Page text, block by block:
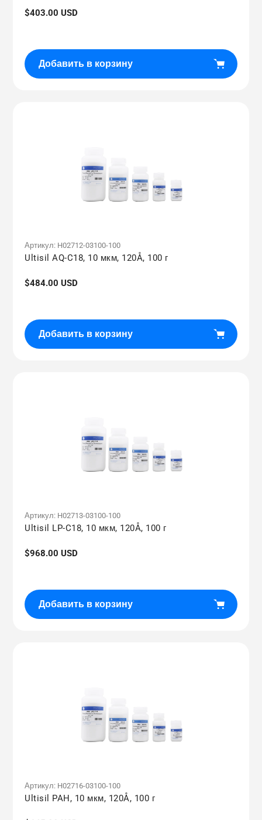
Обычная
$403.00 USD
Добавить в корзину
Артикул: H02712-03100-100
Ultisil AQ-C18, 10 мкм, 120Å, 100 г
Обычная
$484.00 USD
Добавить в корзину
Артикул: H02713-03100-100
Ultisil LP-C18, 10 мкм, 120Å, 100 г
Обычная
$968.00 USD
Добавить в корзину
Артикул: H02716-03100-100
Ultisil PAH, 10 мкм, 120Å, 100 г